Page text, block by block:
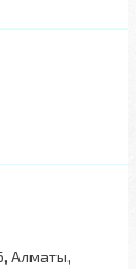
Алматы,